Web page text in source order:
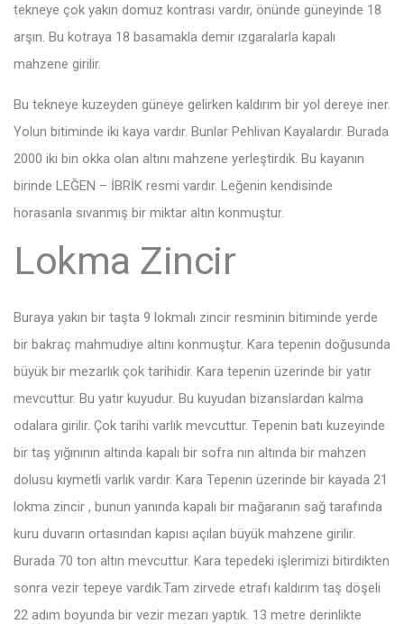
tekneye çok yakın domuz kontrası vardır, önünde güneyinde 18
arşın. Bu kotraya 18 basamakla demir ızgaralarla kapalı
mahzene girilir.
Bu tekneye kuzeyden güneye gelirken kaldırım bir yol dereye iner.
Yolun bitiminde iki kaya vardır. Bunlar Pehlivan Kayalardır. Burada
2000 iki bin okka olan altını mahzene yerleştirdik. Bu kayanın
birinde LEĞEN – İBRİK resmi vardır. Leğenin kendisinde
horasanla sıvanmış bir miktar altın konmuştur.
Lokma Zincir
Buraya yakın bir taşta 9 lokmalı zincir resminin bitiminde yerde
bir bakraç mahmudiye altını konmuştur. Kara tepenin doğusunda
büyük bir mezarlık çok tarihidir. Kara tepenin üzerinde bir yatır
mevcuttur. Bu yatır kuyudur. Bu kuyudan bizanslardan kalma
odalara girilir. Çok tarihi varlık mevcuttur. Tepenin batı kuzeyinde
bir taş yığınının altında kapalı bir sofra nın altında bir mahzen
dolusu kıymetli varlık vardır. Kara Tepenin üzerinde bir kayada 21
lokma zincir , bunun yanında kapalı bir mağaranın sağ tarafında
kuru duvarın ortasından kapısı açılan büyük mahzene girilir.
Burada 70 ton altın mevcuttur. Kara tepedeki işlerimizi bitirdikten
sonra vezir tepeye vardık.Tam zirvede etrafı kaldırım taş döşeli
22 adım boyunda bir vezir mezarı yaptık. 13 metre derinlikte